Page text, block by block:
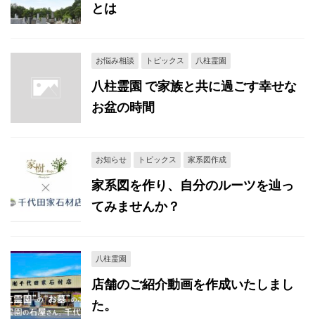
とは
お悩み相談 トピックス 八柱霊園
八柱霊園 で家族と共に過ごす幸せな
お盆の時間
お知らせ トピックス 家系図作成
家系図を作り、自分のルーツを辿っ
てみませんか？
八柱霊園
店舗のご紹介動画を作成いたしまし
た。